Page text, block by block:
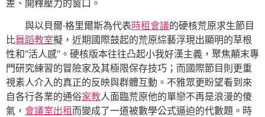
差、開釋壓力的窗口。
與以貝爾·格里爾斯為代表時租會議的硬核荒原求生節目
比舞蹈教室擬，近期國際鼓起的荒原綜藝浮現出顯明的草根
性和“活人感”。硬核版本往往凸起小我好漢主義，聚焦顛末專
門研究練習的冒險家及其極限保存技巧；而國際節目則更重
視素人介入的真正的反映與群體互動。不雅眾更盼望看到來
自各行各業的通俗家教人面臨荒原他的單戀不再是浪漫的傻
氣， 會議室出租而變成了一道被數學公式逼迫的代數題。時